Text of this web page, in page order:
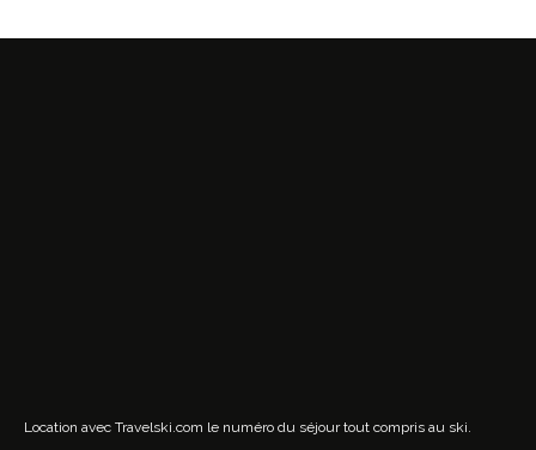
Location avec Travelski.com le numéro du séjour tout compris au ski.